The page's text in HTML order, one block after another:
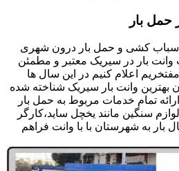
حمل بار
اسباب کشی و حمل بار درون شهری
وانت بار در سیریک معتبر و مطمئن
اعلام کنیم در این سال ها
بهترین وانت بار سیریک شناخته شده
تمام خدمات مربوط به حمل بار
سنگین مانند یخچل ساید،کارگر
بار به شهرستان با با وانت فراهم